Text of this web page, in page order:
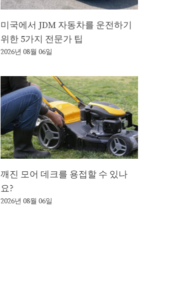
미국에서 JDM 자동차를 운전하기
위한 5가지 전문가 팁
2026년 08월 06일
깨진 모어 데크를 용접할 수 있나
요?
2026년 08월 06일